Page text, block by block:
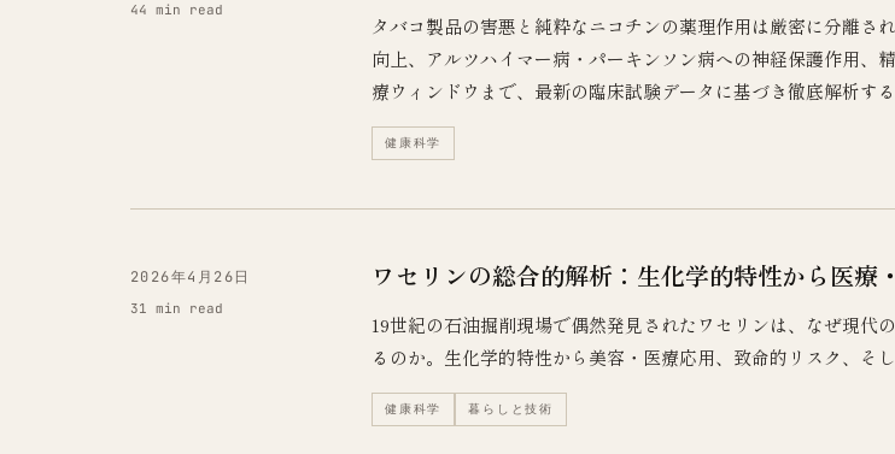
44 min read
タバコ製品の害悪と純粋なニコチンの薬理作用は厳密に分離
向上、アルツハイマー病・パーキンソン病への神経保護作用
療ウィンドウまで、最新の臨床試験データに基づき徹底解析する
健康科学
2026年4月26日
31 min read
ワセリンの総合的解析：生化学的特性から医
19世紀の石油掘削現場で偶然発見されたワセリンは、なぜ現
るのか。生化学的特性から美容・医療応用、致命的リスク、そ
健康科学 暮らしと技術